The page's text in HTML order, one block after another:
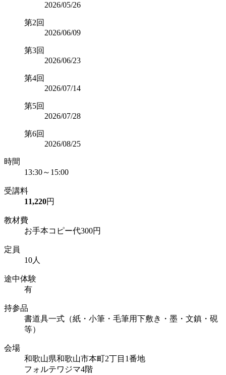
2026/05/26
第2回
2026/06/09
第3回
2026/06/23
第4回
2026/07/14
第5回
2026/07/28
第6回
2026/08/25
時間
13:30～15:00
受講料
11,220円
教材費
お手本コピー代300円
定員
10人
途中体験
有
持参品
書道具一式（紙・小筆・毛筆用下敷き・墨・文鎮・硯
等）
会場
和歌山県和歌山市本町2丁目1番地
フォルテワジマ4階